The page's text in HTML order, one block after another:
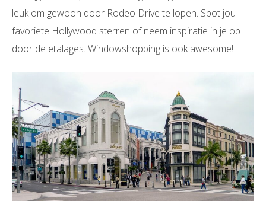
leuk om gewoon door Rodeo Drive te lopen. Spot jou
favoriete Hollywood sterren of neem inspiratie in je op
door de etalages. Windowshopping is ook awesome!